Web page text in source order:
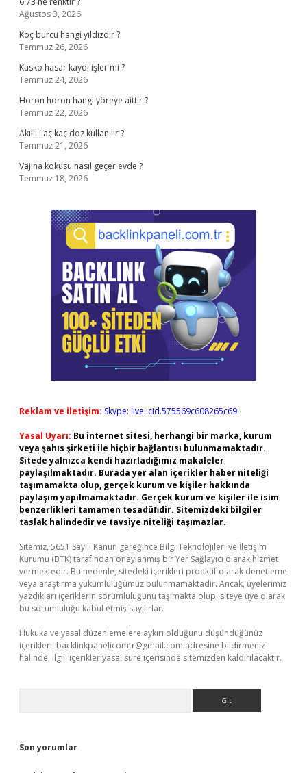
Ağustos 3, 2026
Koç burcu hangi yıldızdır ?
Temmuz 26, 2026
Kasko hasar kaydı işler mi ?
Temmuz 24, 2026
Horon horon hangi yöreye aittir ?
Temmuz 22, 2026
Akıllı ilaç kaç doz kullanılır ?
Temmuz 21, 2026
Vajina kokusu nasıl geçer evde ?
Temmuz 18, 2026
Reklam ve İletişim: Skype: live:.cid.575569c608265c69
Yasal Uyarı: Bu internet sitesi, herhangi bir marka, kurum
veya şahıs şirketi ile hiçbir bağlantısı bulunmamaktadır.
Sitede yalnızca kendi hazırladığımız makaleler
paylaşılmaktadır. Burada yer alan içerikler haber niteliği
taşımamakta olup, gerçek kurum ve kişiler hakkında
paylaşım yapılmamaktadır. Gerçek kurum ve kişiler ile isim
benzerlikleri tamamen tesadüfidir. Sitemizdeki bilgiler
taslak halindedir ve tavsiye niteliği taşımazlar.
Sitemiz, 5651 Sayılı Kanun gereğince Bilgi Teknolojileri ve İletişim
Kurumu (BTK) tarafından onaylanmış bir Yer Sağlayıcı olarak hizmet
vermektedir. Bu nedenle, sitedeki içerikleri proaktif olarak denetleme
veya araştırma yükümlülüğümüz bulunmamaktadır. Ancak, üyelerimiz
yazdıkları içeriklerin sorumluluğunu taşımakta olup, siteye üye olarak
bu sorumluluğu kabul etmiş sayılırlar.
Hukuka ve yasal düzenlemelere aykırı olduğunu düşündüğünüz
içerikleri, backlinkpanelicomtr@gmail.com adresine bildirmeniz
halinde, ilgili içerikler yasal süre içerisinde sitemizden kaldırılacaktır.
Son yorumlar